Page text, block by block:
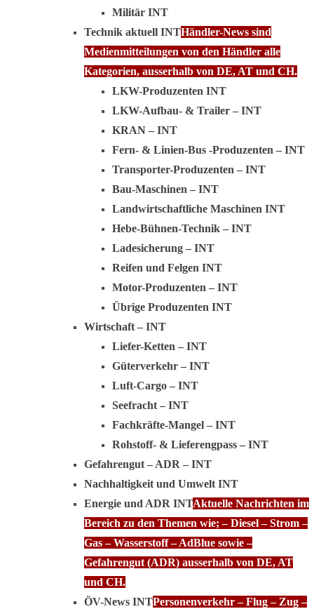
Militär INT
Technik aktuell INTHändler-News sind
Medienmitteilungen von den Händler alle
Kategorien, ausserhalb von DE, AT und CH.
LKW-Produzenten INT
LKW-Aufbau- & Trailer – INT
KRAN – INT
Fern- & Linien-Bus -Produzenten – INT
Transporter-Produzenten – INT
Bau-Maschinen – INT
Landwirtschaftliche Maschinen INT
Hebe-Bühnen-Technik – INT
Ladesicherung – INT
Reifen und Felgen INT
Motor-Produzenten – INT
Übrige Produzenten INT
Wirtschaft – INT
Liefer-Ketten – INT
Güterverkehr – INT
Luft-Cargo – INT
Seefracht – INT
Fachkräfte-Mangel – INT
Rohstoff- & Lieferengpass – INT
Gefahrengut – ADR – INT
Nachhaltigkeit und Umwelt INT
Energie und ADR INTAktuelle Nachrichten im
Bereich zu den Themen wie; – Diesel – Strom –
Gas – Wasserstoff – AdBlue sowie –
Gefahrengut (ADR) ausserhalb von DE, AT
und CH.
ÖV-News INTPersonenverkehr – Flug – Zug –